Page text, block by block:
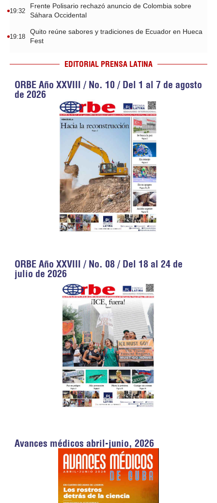
19:32
Frente Polisario rechazó anuncio de Colombia sobre
Sáhara Occidental
19:18
Quito reúne sabores y tradiciones de Ecuador en Hueca
Fest
EDITORIAL PRENSA LATINA
ORBE Año XXVIII / No. 10 / Del 1 al 7 de agosto
de 2026
ORBE Año XXVIII / No. 08 / Del 18 al 24 de
julio de 2026
Avances médicos abril-junio, 2026